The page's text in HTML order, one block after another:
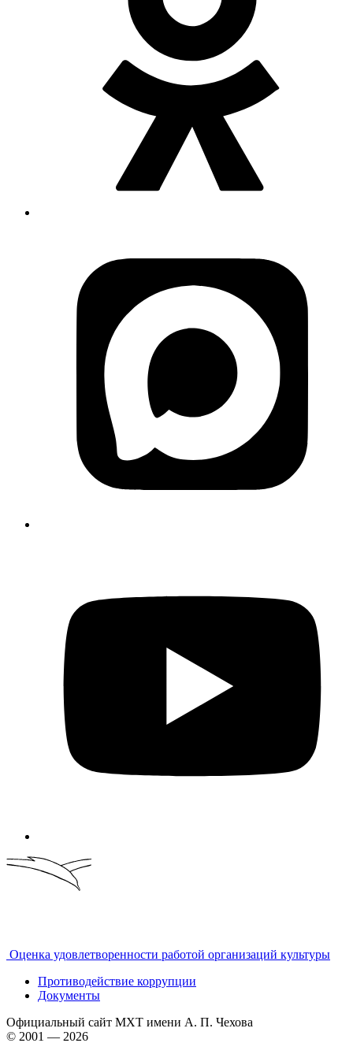
Оценка удовлетворенности работой организаций культуры
Противодействие коррупции
Документы
Официальный сайт МХТ имени А. П. Чехова
© 2001 — 2026